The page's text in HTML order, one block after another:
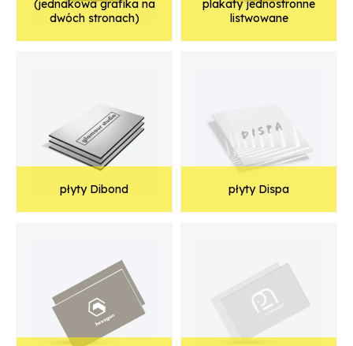
(jednakowa grafika na
dwóch stronach)
plakaty jednostronne
listwowane
płyty Dibond płyty Dispa